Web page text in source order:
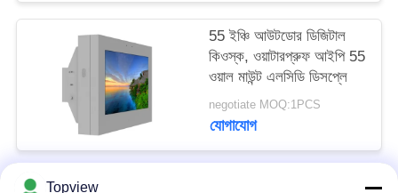
55 ইঞ্চি আউটডোর ডিজিটাল
কিওস্ক, ওয়াটারপ্রুফ আইপি 55
ওয়াল মাউন্ট এলসিডি ডিসপ্লে
negotiate MOQ:1PCS
যোগাযোগ
Topview